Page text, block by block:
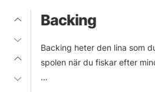
Backing
Backing heter den lina som
spolen när du fiskar efter